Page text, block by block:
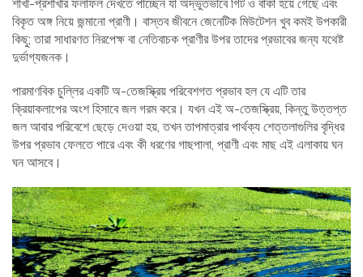
শাখা-প্রশাখার ফলাফল দেখতে পাচ্ছেন যা অদ্ভুতভাবে গিঁট ও বাঁকা হয়ে গেছে এবং
বিকৃত অঙ্গ নিয়ে জন্মানো প্রাণী। বাস্তব জীবনে জেনেটিক মিউটেশন খুব কমই উপকারী
কিছু; তারা সাধারণত নিরপেক্ষ বা নেতিবাচক প্রাণীর উপর তাদের প্রভাবের জন্য যথেষ্ট
দুর্ভাগ্যজনক।
পারমাণবিক চুল্লির একটি অ-তেজস্ক্রিয় পরিবেশগত প্রভাব হল যে এটি তার
ক্রিয়াকলাপের অংশ হিসাবে জল গরম করে। যখন এই অ-তেজস্ক্রিয়, কিন্তু উত্তপ্ত
জল আবার পরিবেশে ছেড়ে দেওয়া হয়, তখন তাপমাত্রার পার্থক্য শেত্তলাগুলির বৃদ্ধির
উপর প্রভাব ফেলতে পারে এবং কী ধরণের গাছপালা, প্রাণী এবং মাছ এই এলাকায় ঘন
ঘন আসবে।